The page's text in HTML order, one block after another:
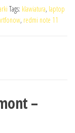
Tags: klawiatura, laptop
, redmi note 11
–